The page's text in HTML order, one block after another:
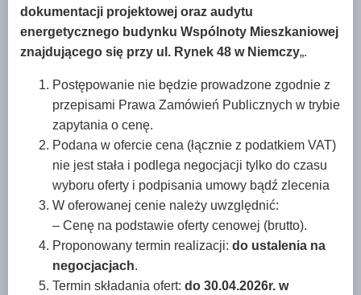
dokumentacji projektowej oraz audytu
energetycznego budynku Wspólnoty Mieszkaniowej
znajdującego się przy ul. Rynek 48 w Niemczy„.
Postępowanie nie będzie prowadzone zgodnie z
przepisami Prawa Zamówień Publicznych w trybie
zapytania o cenę.
Podana w ofercie cena (łącznie z podatkiem VAT)
nie jest stała i podlega negocjacji tylko do czasu
wyboru oferty i podpisania umowy bądź zlecenia
W oferowanej cenie należy uwzględnić:
– Cenę na podstawie oferty cenowej (brutto).
Proponowany termin realizacji: do ustalenia na
negocjacjach.
Termin składania ofert: do 30.04.2026r. w